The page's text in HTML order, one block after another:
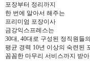
포장부터 정리까지
한 번에 알아서 해주는
프리미엄 포장이사
금강익스프레스는
30대, 40대로 구성된 정직원들
평균 경력 10년 이상의 숙련된
꼼꼼한 마무리 서비스까지 받아